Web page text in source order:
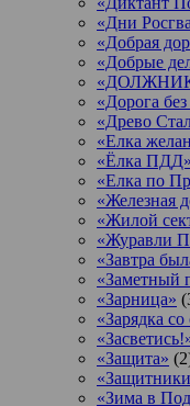
«Дни
«Добрая
«Добрые
«Дорога
«Древо
«Елка
«Ёлка ПДД»
«Елка по
«Железная
«Жилой
«Журавли
«Завтра
«Заметный
«Зарница»
«Зарядка
«Защита»
«Зима в